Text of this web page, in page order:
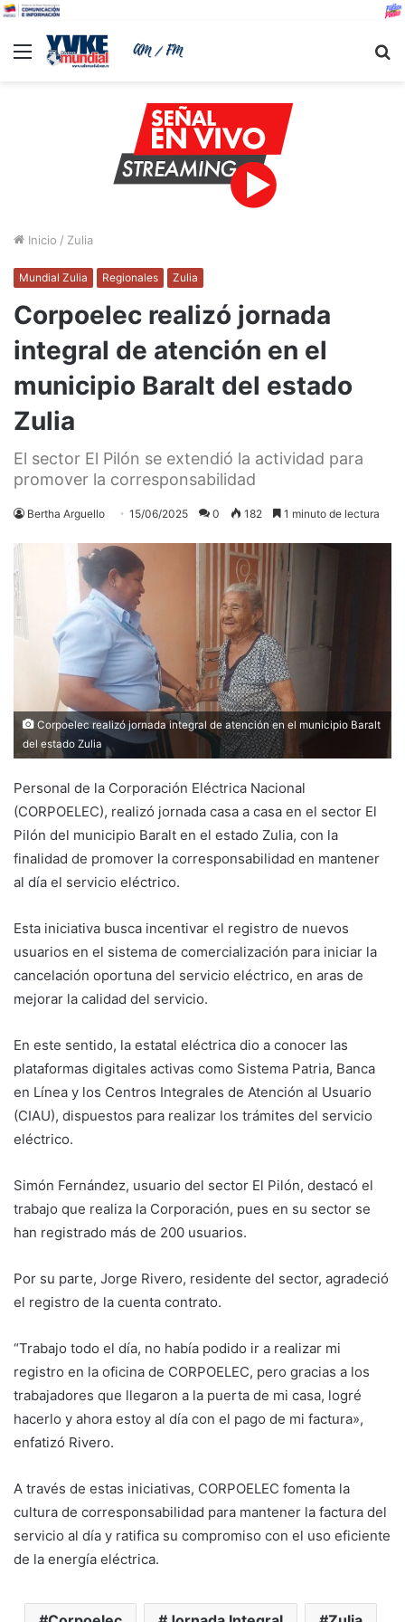
Menu
Inicio / Zulia
Mundial Zulia Regionales Zulia
Corpoelec realizó jornada
integral de atención en el
municipio Baralt del estado
Zulia
El sector El Pilón se extendió la actividad para
promover la corresponsabilidad
Bertha Arguello 15/06/2025 0 182 1 minuto de lectura
Corpoelec realizó jornada integral de atención en el municipio Baralt
del estado Zulia
Personal de la Corporación Eléctrica Nacional
(CORPOELEC), realizó jornada casa a casa en el sector El
Pilón del municipio Baralt en el estado Zulia, con la
finalidad de promover la corresponsabilidad en mantener
al día el servicio eléctrico.
Esta iniciativa busca incentivar el registro de nuevos
usuarios en el sistema de comercialización para iniciar la
cancelación oportuna del servicio eléctrico, en aras de
mejorar la calidad del servicio.
En este sentido, la estatal eléctrica dio a conocer las
plataformas digitales activas como Sistema Patria, Banca
en Línea y los Centros Integrales de Atención al Usuario
(CIAU), dispuestos para realizar los trámites del servicio
eléctrico.
Simón Fernández, usuario del sector El Pilón, destacó el
trabajo que realiza la Corporación, pues en su sector se
han registrado más de 200 usuarios.
Por su parte, Jorge Rivero, residente del sector, agradeció
el registro de la cuenta contrato.
“Trabajo todo el día, no había podido ir a realizar mi
registro en la oficina de CORPOELEC, pero gracias a los
trabajadores que llegaron a la puerta de mi casa, logré
hacerlo y ahora estoy al día con el pago de mi factura»,
enfatizó Rivero.
A través de estas iniciativas, CORPOELEC fomenta la
cultura de corresponsabilidad para mantener la factura del
servicio al día y ratifica su compromiso con el uso eficiente
de la energía eléctrica.